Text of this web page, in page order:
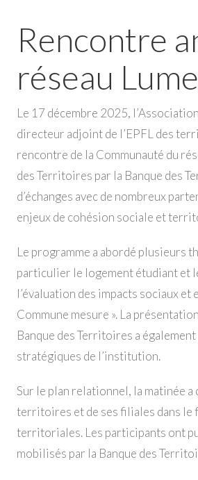
Rencontre
réseau
Le 17 décembre 2025,
directeur adjoint de l’EPFL des
rencontre de la Communauté du
des Territoires par la Banque des
d’échanges avec de nombreux
enjeux de cohésion sociale et
Le programme a abordé plusieurs
particulier le logement étudiant et
l’évaluation des impacts sociaux
Commune mesure ». La
Banque des Territoires a
stratégiques de l’institution.
Sur le plan relationnel, la matinée a
territoires et de ses filiales dans le
territoriales. Les participants ont
mobilisés par la Banque des